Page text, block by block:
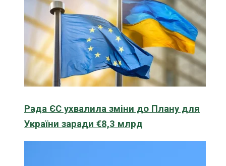
Рада ЄС ухвалила зміни до Плану для
України заради €8,3 млрд